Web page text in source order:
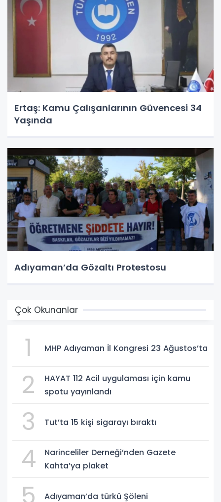
Ertaş: Kamu Çalışanlarının Güvencesi 34
Yaşında
Adıyaman’da Gözaltı Protestosu
Çok Okunanlar
1 MHP Adıyaman İl Kongresi 23 Ağustos’ta
2
HAYAT 112 Acil uygulaması için kamu
spotu yayınlandı
3 Tut’ta 15 kişi sigarayı bıraktı
4
Narinceliler Derneği’nden Gazete
Kahta’ya plaket
Adıyaman’da türkü Şöleni